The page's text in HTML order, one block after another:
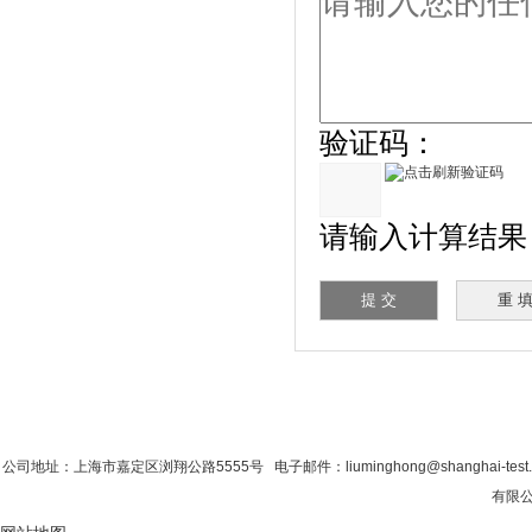
验证码：
请输入计算结果
公司地址：上海市嘉定区浏翔公路5555号 电子邮件：liuminghong@shanghai-
有限